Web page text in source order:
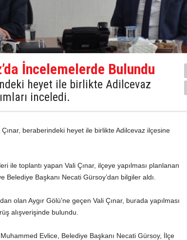
İncelemelerde Bulundu
heyet ile birlikte Adilcevaz
inceledi.
beraberindeki heyet ile birlikte Adilcevaz ilçesine
ile toplantı yapan Vali Çınar, ilçeye yapılması planlanan
Başkanı Necati Gürsoy’dan bilgiler aldı.
olan Aygır Gölü’ne geçen Vali Çınar, burada yapılması
alışverişinde bulundu.
Evlice, Belediye Başkanı Necati Gürsoy, İlçe